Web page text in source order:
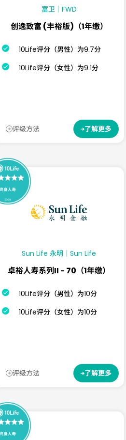
富卫｜FWD
创逸致富 (丰裕版)（1年缴）
10Life评分（男性）为9.7分
10Life评分（女性）为9.1分
评级方法 了解更多
Sun Life 永明｜Sun Life
卓裕人寿系列II - 70（1年缴）
10Life评分（男性）为10分
10Life评分（女性）为10分
评级方法 了解更多